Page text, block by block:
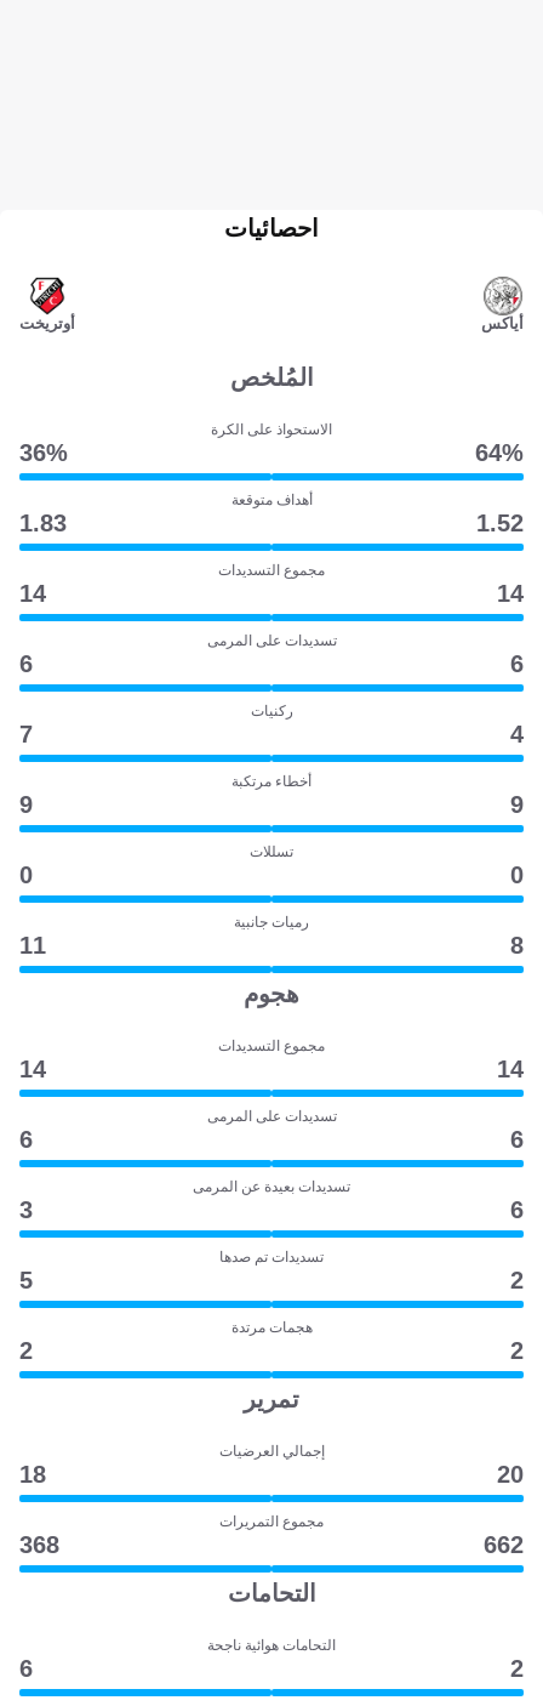
أياكس
احصائيات
أوتريخت
المُلخص
الاستحواذ على الكرة
64‎%‎
36‎%‎
أهداف متوقعة
1.52
1.83
مجموع التسديدات
14
14
تسديدات على المرمى
6
6
ركنيات
4
7
أخطاء مرتكبة
9
9
تسللات
0
0
رميات جانبية
8
11
هجوم
مجموع التسديدات
14
14
تسديدات على المرمى
6
6
تسديدات بعيدة عن المرمى
6
3
تسديدات تم صدها
2
5
هجمات مرتدة
2
2
تمرير
إجمالي العرضيات
20
18
مجموع التمريرات
662
368
التحامات
التحامات هوائية ناجحة
2
6